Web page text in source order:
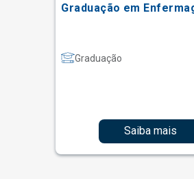
Graduação em
Graduação
Saiba mais